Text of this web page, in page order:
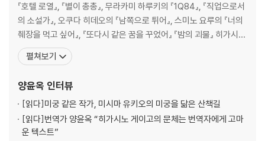
『호텔 로열』, 『별이 총총』, 무라카미 하루키의 『1Q84』, 『직업으로서
의 소설가』, 오쿠다 히데오의 『남쪽으로 튀어』, 스미노 요루의 『너의
췌장을 먹고 싶어』, 『또다시 같은 꿈을 꾸었어』 『밤의 괴물』 히가시노
게이고의 『나미야 잡화점의 기적』, 『눈보라 체이스』, 『그대 눈동자에
건배』, 『위험한 비너스』, 『라플라스의 마녀』, 『악의』, 『유성의 인연』,
의 『
펼쳐보기
양윤옥 인터뷰
[읽다]미궁 같은 작가, 미시마 유키오의 미궁을 닮은 산책길
[읽다]번역가 양윤옥 “히가시노 게이고의 문체는 번역자에게 고마
운 텍스트”